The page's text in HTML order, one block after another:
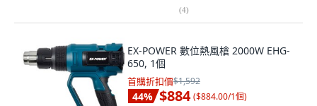
(4)
EX-POWER 數位熱風槍 2000W EHG-
650, 1個
首購折扣價$1,592
44% $884 ($884.00/1個)